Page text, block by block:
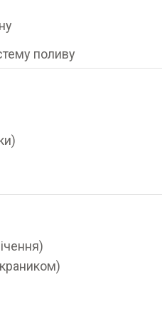
поливу